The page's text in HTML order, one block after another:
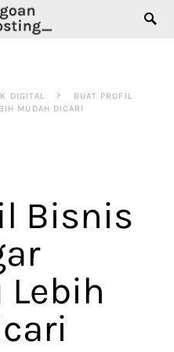
DIGITAL
BUAT PROFIL
MUDAH DICARI
Bisnis
Lebih